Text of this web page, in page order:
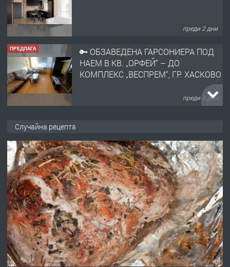
преди 2 дни
ПРЕДЛАГА
🔑 ОБЗАВЕДЕНА ГАРСОНИЕРА ПОД
НАЕМ В КВ. „ОРФЕЙ“ – ДО
КОМПЛЕКС „ВЕСПРЕМ“, ГР. ХАСКОВО
преди 3 дни
АПАРТАМЕНТ В ЦЕНТЪРА НА ГР.
ХАСКОВО
преди 4 дни
ПРЕДЛАГА Давам гараж под наем
преди 4 дни
ПРЕДЛАГА
№4120 Магазин/Офис под наем в кв.
Случайна рецепта